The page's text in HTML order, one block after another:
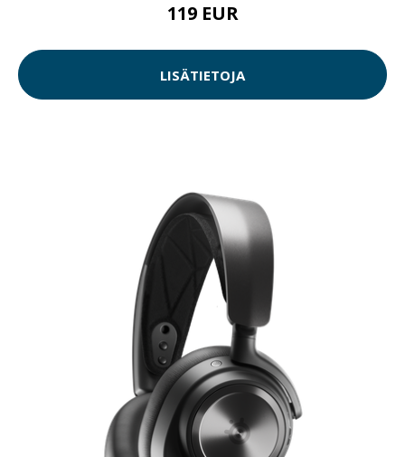
119 EUR
LISÄTIETOJA